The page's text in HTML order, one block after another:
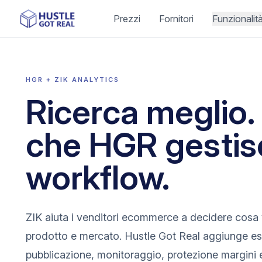
Prezzi Fornitori
HGR + ZIK ANALYTICS
Ricerca
che HGR
workflow.
ZIK aiuta i venditori ecommerce a decidere
prodotto e mercato. Hustle Got Real aggiunge
pubblicazione, monitoraggio, protezione margini